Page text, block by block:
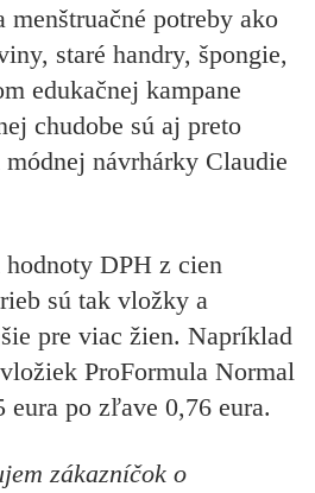
menštruačné potreby ako
staré handry, špongie,
edukačnej kampane
chudobe sú aj preto
návrhárky Claudie
DPH z cien
sú tak vložky a
pre viac žien. Napríklad
ProFormula Normal
eura po zľave 0,76 eura.
zákazníčok o